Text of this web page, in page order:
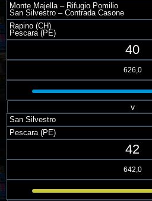
Monte Majella – Rifugio Pomilio
San Silvestro – Contrada Casone
Rapino (CH)
Pescara (PE)
40
626,0
v
San Silvestro
Pescara (PE)
42
642,0